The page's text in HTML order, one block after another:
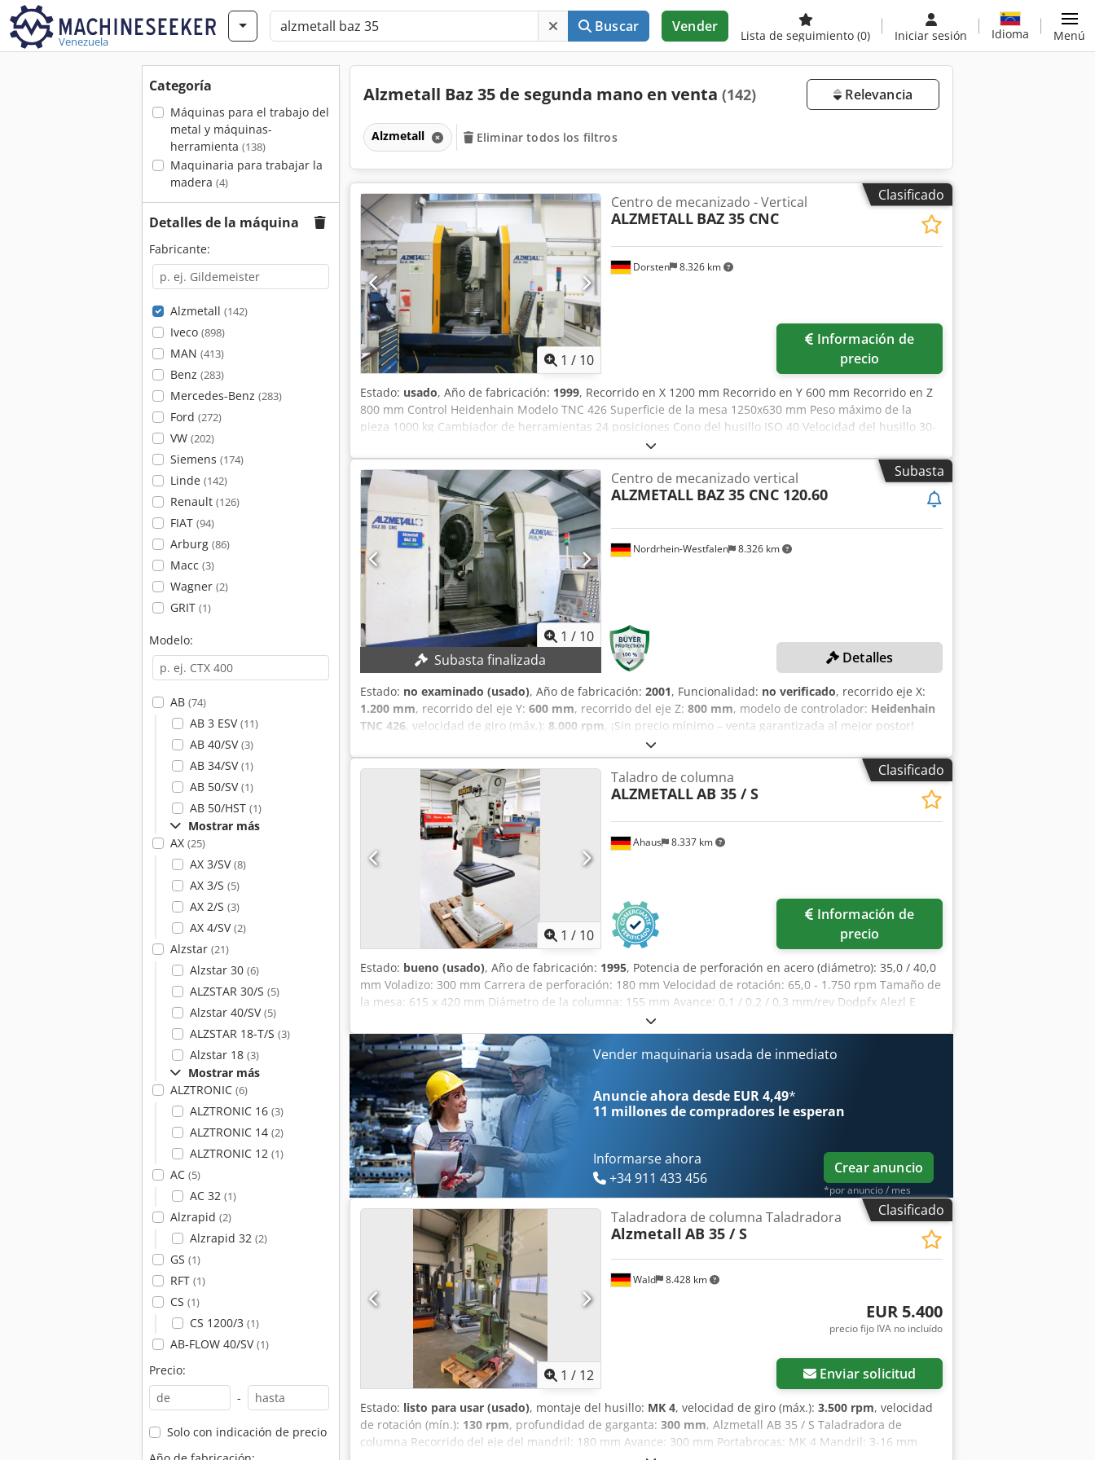
Venezuela
Buscar Vender
Lista de seguimiento (0) Iniciar sesión Idioma Menú
Categoría
Máquinas para el trabajo del
metal y máquinas-
herramienta (138)
Maquinaria para trabajar la
madera (4)
Detalles de la máquina
Fabricante:
Alzmetall (142)
Iveco (898)
MAN (413)
Benz (283)
Mercedes-Benz (283)
Ford (272)
VW (202)
Siemens (174)
Linde (142)
Renault (126)
FIAT (94)
Arburg (86)
Macc (3)
Wagner (2)
GRIT (1)
Modelo:
AB (74)
AB 3 ESV(11)
AB 40/SV(3)
AB 34/SV(1)
AB 50/SV(1)
AB 50/HST (1)
Mostrar más
AX (25)
AX 3/SV(8)
AX 3/S (5)
AX 2/S (3)
AX 4/SV(2)
Alzstar (21)
Alzstar 30 (6)
ALZSTAR 30/S (5)
Alzstar 40/SV(5)
ALZSTAR 18-T/S (3)
Alzstar 18 (3)
Mostrar más
ALZTRONIC (6)
ALZTRONIC 16 (3)
ALZTRONIC 14 (2)
ALZTRONIC 12 (1)
AC (5)
AC 32 (1)
Alzrapid (2)
Alzrapid 32 (2)
GS (1)
RFT (1)
CS (1)
CS 1200/3 (1)
AB-FLOW 40/SV(1)
Precio:
-
Solo con indicación de precio
Alzmetall Baz 35 de segunda mano en venta (142) Relevancia
Alzmetall Eliminar todos los filtros
Clasificado
1 / 10
Dorsten 8.326 km
Centro de mecanizado - Vertical
ALZMETALL BAZ 35 CNC
precio
Estado: usado, Año de fabricación: 1999, Recorrido en X 1200 mm Recorrido en Y 600 mm Recorrido en Z
800 mm Control Heidenhain Modelo TNC 426 Superficie de la mesa 1250x630 mm Peso máximo de la
pieza 1000 kg Cambiador de herramientas 24 posiciones Cono del husillo ISO 40 Velocidad del husillo 30-
8000 rpm Peso de la máquina aprox. 7,5 t Dimensiones aprox. 4,2x3,3x3,15 m Los datos técnicos
provienen del fabricante o del operador y, por tanto, no son vinculantes para nosotros. Nos reservamos la
posibilidad de venta previa; se aplican exclusivamente nuestras condiciones generales de venta. Sobre
nosotros más de 400 máquinas en stock propio Dedpfxeyqu U Ns Aldekr más de 15.000 m² de superficie
de almacén, capacidad de grúa de 70 t más de 10.000 artículos de accesorios para su taller Si desea
vender máquinas, líneas de producción o su empresa, no dude en contactarnos. Más ofertas disponibles
en nuestro sitio web. Visitas posibles previa cita. Esperamos su visita. Su equipo de Markus Hirsch
Subasta
1 / 10
Subasta finalizada
Nordrhein-Westfalen 8.326 km
Centro de mecanizado vertical
ALZMETALL BAZ 35 CNC 120.60
Detalles
Estado: no examinado (usado), Año de fabricación: 2001, Funcionalidad: no verificado, recorrido eje X:
1.200 mm, recorrido del eje Y: 600 mm, recorrido del eje Z: 800 mm, modelo de controlador: Heidenhain
TNC 426, velocidad de giro (máx.): 8.000 rpm, ¡Sin precio mínimo – venta garantizada al mejor postor!
DETALLES TÉCNICOS Recorrido eje X: 1.200 mm Recorrido eje Y: 600 mm Recorrido eje Z: 800 mm
Velocidad de giro: 30-8.000 rpm Dkedpsyv Ayfsfx Alder Cono de husillo: ISO 40 Superficie de mesa: 1.250 x
630 mm Peso de la pieza: 1.000 kg Cambio de herramientas: 24 posiciones DETALLES DE LA MÁQUINA
Control CNC: Heidenhain TNC 426 Dimensiones y peso Requisitos de espacio: aprox. 4,2 x 3,3 x 3,15 m
Peso de la máquina: aprox. 7.500 kg
Clasificado
1 / 10
Ahaus 8.337 km
Taladro de columna
ALZMETALLAB 35 / S
precio
Estado: bueno (usado), Año de fabricación: 1995, Potencia de perforación en acero (diámetro): 35,0 / 40,0
mm Voladizo: 300 mm Carrera de perforación: 180 mm Velocidad de rotación: 65,0 - 1.750 rpm Tamaño de
la mesa: 615 x 420 mm Diámetro de la columna: 155 mm Avance: 0,1 / 0,2 / 0,3 mm/rev Dodpfx Alezl E
Uhjdekr Cono del eje: MK 4 Potencia del motor: 0,9 / 1,5 kW Peso: 450 kg Dimensiones (largo x ancho x
alto): 800 x 650 x 1850 mm Equipamiento: - Taladradora de columna robusta - Regulación de velocidad
continua (correa trapezoidal) - Avance automático del eje * con retroceso electromagnético - Motor
conmutable de polos - Sentido de giro del eje de perforación: derecha/izquierda - Tope de profundidad
de perforación - Mesa de la máquina con 2 ranuras en T * ajustable en altura mediante manivela - Botón
de parada de emergencia en la parte frontal - Manual de instrucciones (PDF)
Vender maquinaria usada de inmediato
Anuncie ahora desde EUR 4,49*
11 millones de compradores le esperan
Informarse ahora
+34 911 433 456
Crear anuncio
*por anuncio / mes
Clasificado
1 / 12
Wald 8.428 km
Taladradora de columna Taladradora
Alzmetall AB 35 / S
EUR 5.400
precio fijo IVA no incluído
Enviar solicitud
Estado: listo para usar (usado), montaje del husillo: MK 4, velocidad de giro (máx.): 3.500 rpm, velocidad
de rotación (mín.): 130 rpm, profundidad de garganta: 300 mm, Alzmetall AB 35 / S Taladradora de
columna Recorrido del eje del mandril: 180 mm Avance: 300 mm Portabrocas: MK 4 Mandril: 3-16 mm